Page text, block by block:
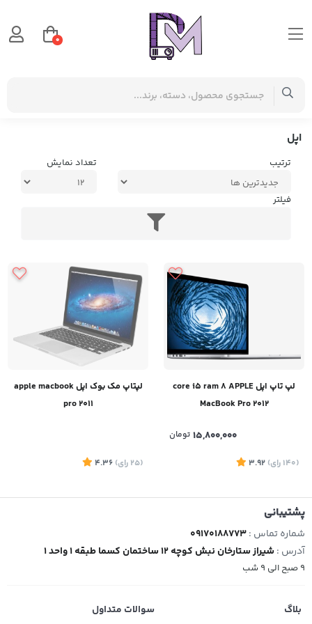
اپل
ترتیب تعداد نمایش
فیلتر
لپ تاپ اپل core i5 ram 8 APPLE
MacBook Pro 2012
15,800,000 تومان
(140 رای)
3.92
لپتاپ مک بوک اپل apple macbook
pro 2011
(25 رای)
4.36
پشتیبانی
شماره تماس :09170188773
آدرس :شیراز ستارخان نبش کوچه 12 ساختمان کسما طبقه 1 واحد 1
9 صبح الی 9 شب
بلاگ سوالات متداول
0